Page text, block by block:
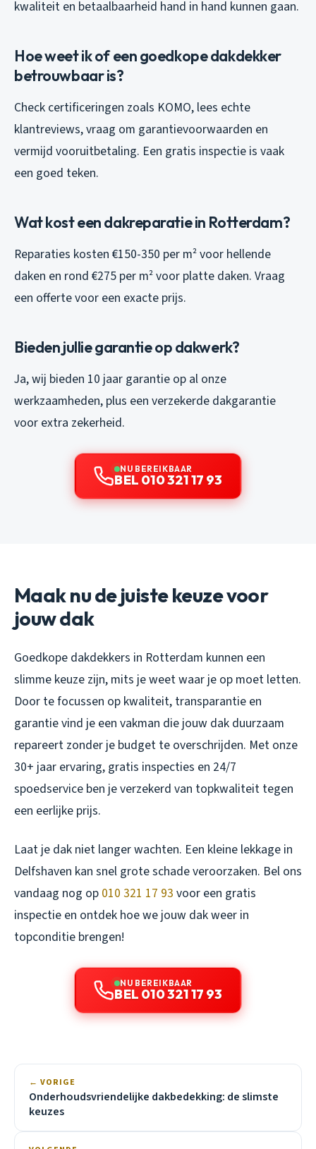
kwaliteit en betaalbaarheid hand in hand kunnen gaan.
Hoe weet ik of een goedkope dakdekker
betrouwbaar is?
Check certificeringen zoals KOMO, lees echte
klantreviews, vraag om garantievoorwaarden en
vermijd vooruitbetaling. Een gratis inspectie is vaak
een goed teken.
Wat kost een dakreparatie in Rotterdam?
Reparaties kosten €150-350 per m² voor hellende
daken en rond €275 per m² voor platte daken. Vraag
een offerte voor een exacte prijs.
Bieden jullie garantie op dakwerk?
Ja, wij bieden 10 jaar garantie op al onze
werkzaamheden, plus een verzekerde dakgarantie
voor extra zekerheid.
NU BEREIKBAAR
BEL 010 321 17 93
Maak nu de juiste keuze voor
jouw dak
Goedkope dakdekkers in Rotterdam kunnen een
slimme keuze zijn, mits je weet waar je op moet letten.
Door te focussen op kwaliteit, transparantie en
garantie vind je een vakman die jouw dak duurzaam
repareert zonder je budget te overschrijden. Met onze
30+ jaar ervaring, gratis inspecties en 24/7
spoedservice ben je verzekerd van topkwaliteit tegen
een eerlijke prijs.
Laat je dak niet langer wachten. Een kleine lekkage in
Delfshaven kan snel grote schade veroorzaken. Bel ons
vandaag nog op 010 321 17 93 voor een gratis
inspectie en ontdek hoe we jouw dak weer in
topconditie brengen!
NU BEREIKBAAR
BEL 010 321 17 93
← VORIGE
Onderhoudsvriendelijke dakbedekking: de slimste
keuzes